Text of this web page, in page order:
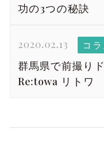
功の3つの秘訣
2020.02.13 コラ
群馬県で前撮り
Re:towa リトワ